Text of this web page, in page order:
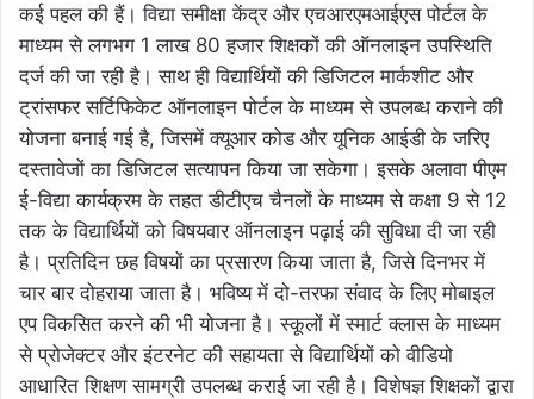
कई पहल की हैं। विद्या समीक्षा केंद्र और एचआरएमआईएस पोर्टल के
माध्यम से लगभग 1 लाख 80 हजार शिक्षकों की ऑनलाइन उपस्थिति
दर्ज की जा रही है। साथ ही विद्यार्थियों की डिजिटल मार्कशीट और
ट्रांसफर सर्टिफिकेट ऑनलाइन पोर्टल के माध्यम से उपलब्ध कराने की
योजना बनाई गई है, जिसमें क्यूआर कोड और यूनिक आईडी के जरिए
दस्तावेजों का डिजिटल सत्यापन किया जा सकेगा। इसके अलावा पीएम
ई-विद्या कार्यक्रम के तहत डीटीएच चैनलों के माध्यम से कक्षा 9 से 12
तक के विद्यार्थियों को विषयवार ऑनलाइन पढ़ाई की सुविधा दी जा रही
है। प्रतिदिन छह विषयों का प्रसारण किया जाता है, जिसे दिनभर में
चार बार दोहराया जाता है। भविष्य में दो-तरफा संवाद के लिए मोबाइल
एप विकसित करने की भी योजना है। स्कूलों में स्मार्ट क्लास के माध्यम
से प्रोजेक्टर और इंटरनेट की सहायता से विद्यार्थियों को वीडियो
आधारित शिक्षण सामग्री उपलब्ध कराई जा रही है। विशेषज्ञ शिक्षकों द्वारा